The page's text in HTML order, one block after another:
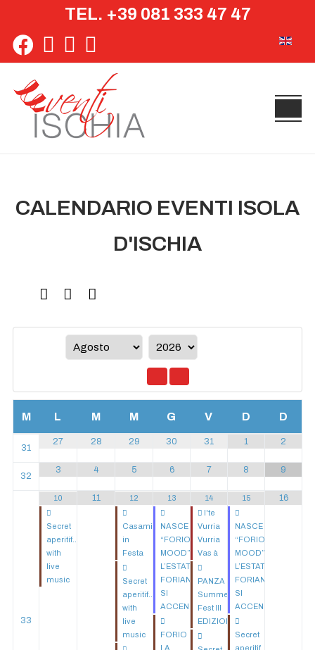
TEL. +39 081 333 47 47
CALENDARIO EVENTI ISOLA
D'ISCHIA
M L M M G V D D
31
27 28 29 30 31 1 2
32
3 4 5 6 7 8 9
33
10
Secret
aperitif...
with
live
music
11 12
Casamicciola
in
Festa
Secret
aperitif...
with
live
music
13
NASCE
“FORIO
MOOD”:
L’ESTATE
FORIANA
SI
ACCENDE!
FORIO
LA
14
I'te
Vurria
Vurria
Vas à
PANZA
Summer
Fest III
EDIZIONE
15
NASCE
“FORIO
MOOD”:
L’ESTATE
FORIANA
SI
ACCENDE!
Secret
aperitif...
16